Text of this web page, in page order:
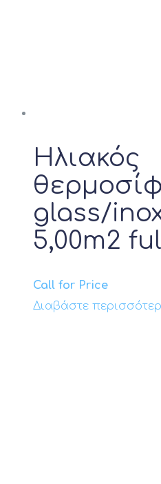
Ηλιακός
glass/
5,00m2
Call for Price
Διαβάστε